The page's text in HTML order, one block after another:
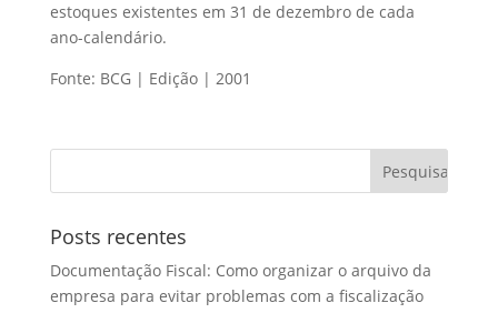
estoques existentes em 31 de dezembro de cada
ano-calendário.
Fonte: BCG | Edição | 2001
Posts recentes
Documentação Fiscal: Como organizar o arquivo da
empresa para evitar problemas com a fiscalização